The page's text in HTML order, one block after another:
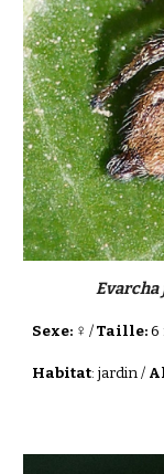
Evarcha
Sexe: ♀ /Taille:6
Habitat: jardin /